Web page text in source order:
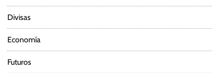
Divisas
Economía
Futuros